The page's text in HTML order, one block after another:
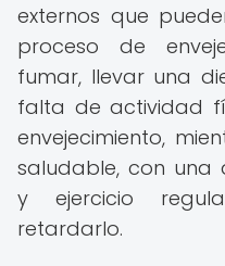
externos que
proceso de
fumar, llevar una
falta de actividad
envejecimiento,
saludable, con una
y ejercicio
retardarlo.